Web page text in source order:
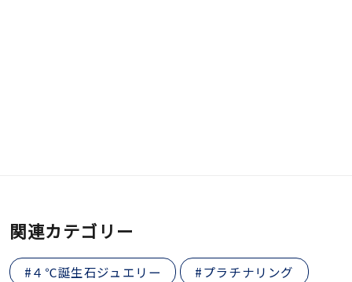
関連カテゴリー
#４℃誕生石ジュエリー #プラチナリング